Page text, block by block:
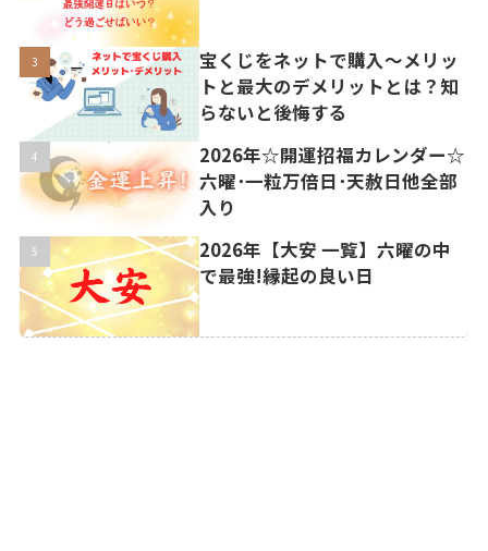
宝くじをネットで購入〜メリッ
トと最大のデメリットとは？知
らないと後悔する
2026年☆開運招福カレンダー☆
六曜･一粒万倍日･天赦日他全部
入り
2026年【大安 一覧】六曜の中
で最強!縁起の良い日